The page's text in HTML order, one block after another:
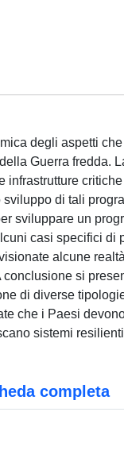
degli aspetti
Guerra fredda.
infrastrutture
sviluppo di tali
sviluppare un
casi specifici di
alcune
conclusione si
di diverse
che i Paesi
sistemi
completa